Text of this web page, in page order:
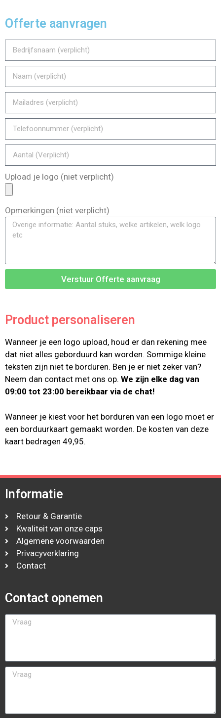
Offerte aanvragen
Upload je logo (niet verplicht)
Opmerkingen (niet verplicht)
Verstuur Offerte aanvraag
Product personaliseren
Wanneer je een logo upload, houd er dan rekening mee
dat niet alles geborduurd kan worden. Sommige kleine
teksten zijn niet te borduren. Ben je er niet zeker van?
Neem dan contact met ons op. We zijn elke dag van
09:00 tot 23:00 bereikbaar via de chat!
Wanneer je kiest voor het borduren van een logo moet er
een borduurkaart gemaakt worden. De kosten van deze
kaart bedragen 49,95.
Informatie
Retour & Garantie
Kwaliteit van onze caps
Algemene voorwaarden
Privacyverklaring
Contact
Contact opnemen